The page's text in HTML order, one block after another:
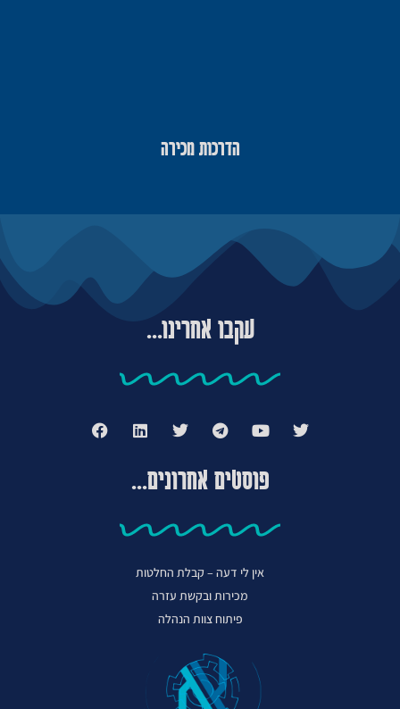
הדרכות מכירה
עקבו אחרינו...
פוסטים אחרונים...
אין לי דעה – קבלת החלטות
מכירות ובקשת עזרה
פיתוח צוות הנהלה